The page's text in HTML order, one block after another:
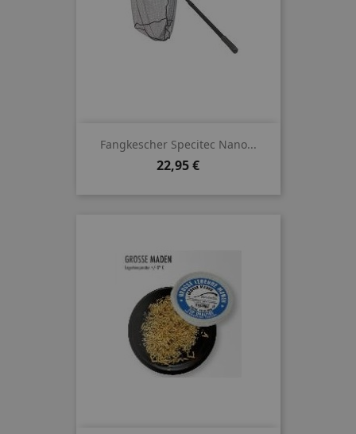
Fangkescher Specitec Nano...
Preis
22,95 €